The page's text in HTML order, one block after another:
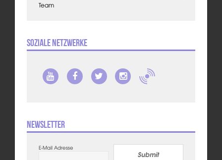
Team
Soziale Netzwerke
Newsletter
E-Mail Adresse
Submit